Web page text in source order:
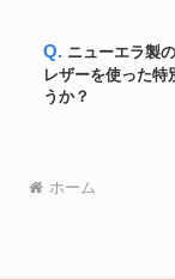
ボール
Q. ニューエラ製の、マーリンズのキャップを持っています。PU
レザーを使った特
うか？
ホーム